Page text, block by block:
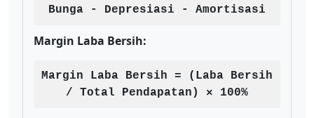
Bunga - Depresiasi - Amortisasi
Margin Laba Bersih:
Margin Laba Bersih = (Laba Bersih
/ Total Pendapatan) × 100%